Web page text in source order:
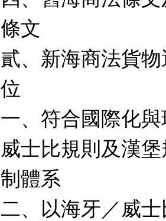
條文
貳、新海商法貨
位
一、符合國際化
威士比規則及漢
制體系
二、以海牙／威